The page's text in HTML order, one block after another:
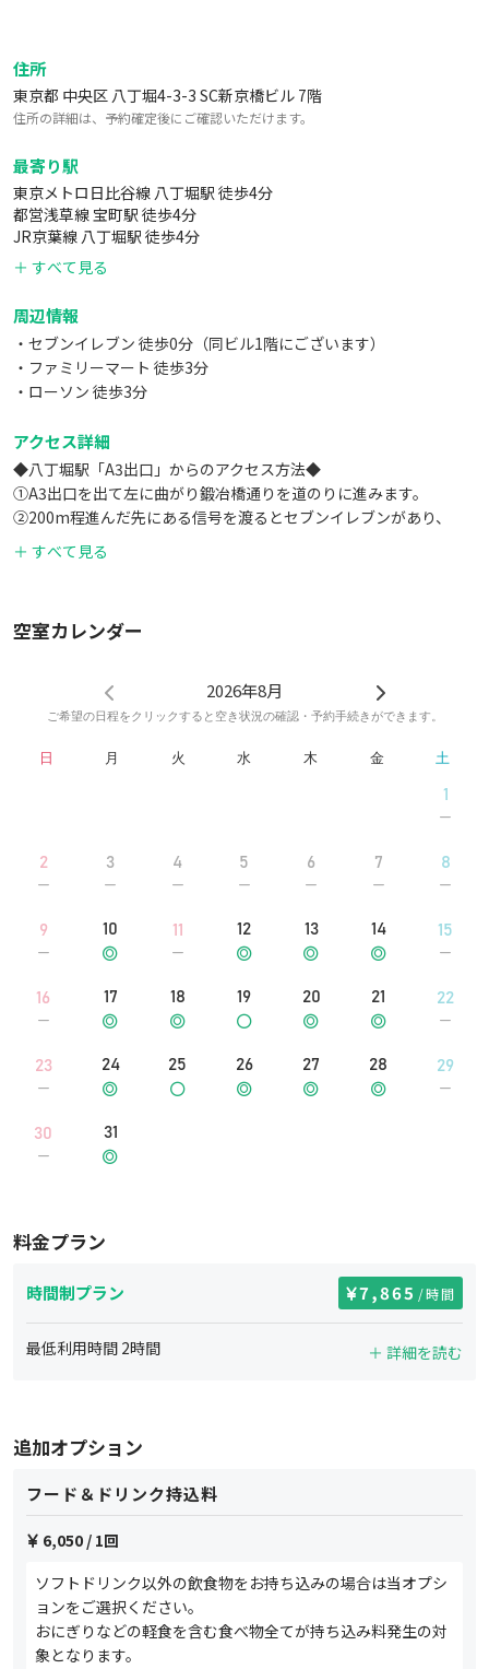
住所
東京都 中央区 八丁堀4-3-3 SC新京橋ビル 7階
住所の詳細は、予約確定後にご確認いただけます。
最寄り駅
東京メトロ日比谷線 八丁堀駅 徒歩4分
都営浅草線 宝町駅 徒歩4分
JR京葉線 八丁堀駅 徒歩4分
＋ すべて見る
周辺情報
・セブンイレブン 徒歩0分（同ビル1階にございます）
・ファミリーマート 徒歩3分
・ローソン 徒歩3分
アクセス詳細
◆八丁堀駅「A3出口」からのアクセス方法◆
①A3出口を出て左に曲がり鍛冶橋通りを道のりに進みます。
②200m程進んだ先にある信号を渡るとセブンイレブンがあり、
セブンイレブンの右手側に「SC新京橋ビル」の入り口がございま
す。
＋ すべて見る
空室カレンダー
2026年8月
ご希望の日程をクリックすると空き状況の確認・予約手続きができます。
日 月 火 水 木 金 土
1
2 3 4 5 6 7 8
9 10 11 12 13 14 15
16 17 18 19 20 21 22
23 24 25 26 27 28 29
30 31
料金プラン
時間制プラン 7,865 /時間
最低利用時間 2時間 ＋ 詳細を読む
追加オプション
フード＆ドリンク持込料
6,050 / 1回
ソフトドリンク以外の飲食物をお持ち込みの場合は当オプシ
ョンをご選択ください。
おにぎりなどの軽食を含む食べ物全てが持ち込み料発生の対
象となります。